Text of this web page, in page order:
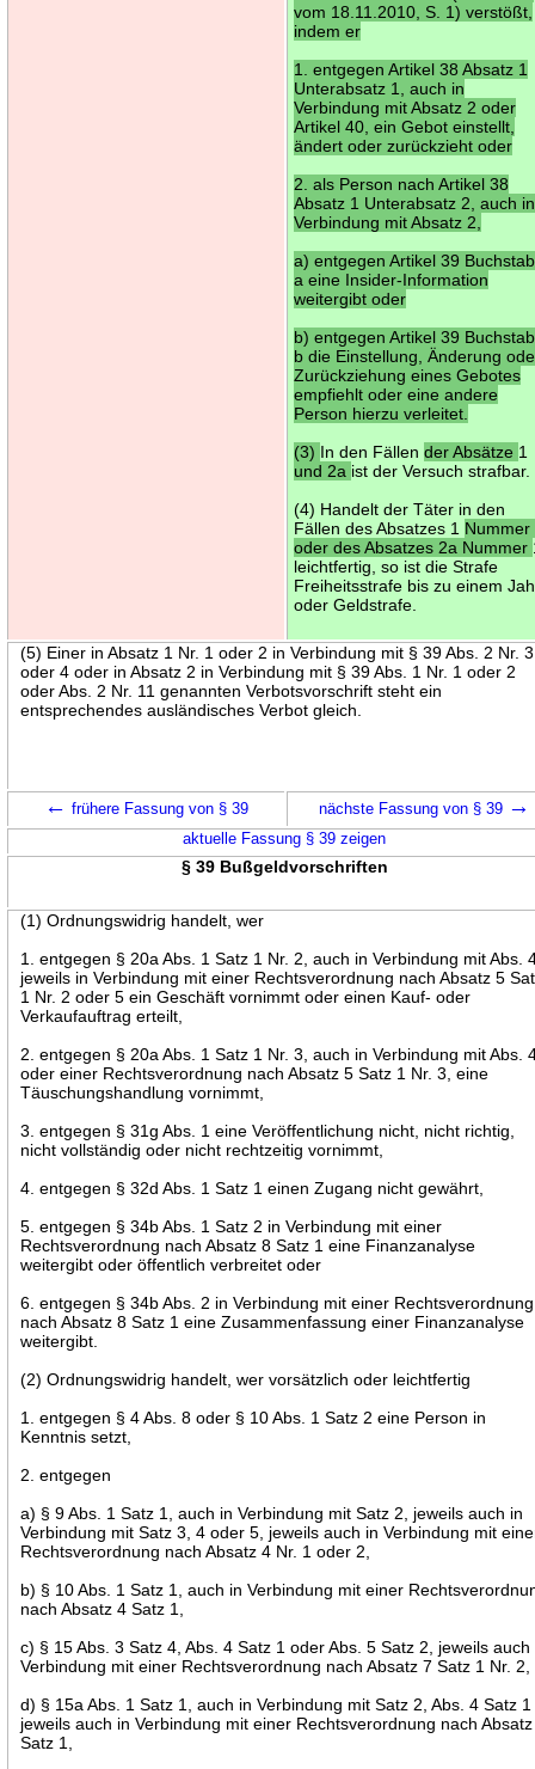
vom 18.11.2010, S. 1) verstößt,
indem er
1. entgegen Artikel 38 Absatz 1
Unterabsatz 1, auch in
Verbindung mit Absatz 2 oder
Artikel 40, ein Gebot einstellt,
ändert oder zurückzieht oder
2. als Person nach Artikel 38
Absatz 1 Unterabsatz 2, auch in
Verbindung mit Absatz 2,
a) entgegen Artikel 39
a eine Insider-Information
weitergibt oder
b) entgegen Artikel 39
b die Einstellung, Änderung
Zurückziehung eines Gebotes
empfiehlt oder eine andere
Person hierzu verleitet.
(3) In den Fällender Absätze 1
und 2a ist der Versuch strafbar.
(4) Handelt der Täter in den
Fällen des Absatzes 1 Nummer
oder des Absatzes 2a Nummer
leichtfertig, so ist die Strafe
Freiheitsstrafe bis zu einem
oder Geldstrafe.
(5) Einer in Absatz 1 Nr. 1 oder 2 in Verbindung mit § 39 Abs. 2 Nr. 3
oder 4 oder in Absatz 2 in Verbindung mit § 39 Abs. 1 Nr. 1 oder 2
oder Abs. 2 Nr. 11 genannten Verbotsvorschrift steht ein
entsprechendes ausländisches Verbot gleich.
← frühere Fassung von § 39 nächste Fassung von § 39 →
aktuelle Fassung § 39 zeigen
§ 39 Bußgeldvorschriften
(1) Ordnungswidrig handelt, wer
1. entgegen § 20a Abs. 1 Satz 1 Nr. 2, auch in Verbindung mit Abs.
jeweils in Verbindung mit einer Rechtsverordnung nach Absatz 5
1 Nr. 2 oder 5 ein Geschäft vornimmt oder einen Kauf- oder
Verkaufauftrag erteilt,
2. entgegen § 20a Abs. 1 Satz 1 Nr. 3, auch in Verbindung mit Abs.
oder einer Rechtsverordnung nach Absatz 5 Satz 1 Nr. 3, eine
Täuschungshandlung vornimmt,
3. entgegen § 31g Abs. 1 eine Veröffentlichung nicht, nicht richtig,
nicht vollständig oder nicht rechtzeitig vornimmt,
4. entgegen § 32d Abs. 1 Satz 1 einen Zugang nicht gewährt,
5. entgegen § 34b Abs. 1 Satz 2 in Verbindung mit einer
Rechtsverordnung nach Absatz 8 Satz 1 eine Finanzanalyse
weitergibt oder öffentlich verbreitet oder
6. entgegen § 34b Abs. 2 in Verbindung mit einer Rechtsverordnung
nach Absatz 8 Satz 1 eine Zusammenfassung einer Finanzanalyse
weitergibt.
(2) Ordnungswidrig handelt, wer vorsätzlich oder leichtfertig
1. entgegen § 4 Abs. 8 oder § 10 Abs. 1 Satz 2 eine Person in
Kenntnis setzt,
2. entgegen
a) § 9 Abs. 1 Satz 1, auch in Verbindung mit Satz 2, jeweils auch in
Verbindung mit Satz 3, 4 oder 5, jeweils auch in Verbindung mit
Rechtsverordnung nach Absatz 4 Nr. 1 oder 2,
b) § 10 Abs. 1 Satz 1, auch in Verbindung mit einer
nach Absatz 4 Satz 1,
c) § 15 Abs. 3 Satz 4, Abs. 4 Satz 1 oder Abs. 5 Satz 2, jeweils auch
Verbindung mit einer Rechtsverordnung nach Absatz 7 Satz 1 Nr. 2,
d) § 15a Abs. 1 Satz 1, auch in Verbindung mit Satz 2, Abs. 4 Satz 1
jeweils auch in Verbindung mit einer Rechtsverordnung nach
Satz 1,